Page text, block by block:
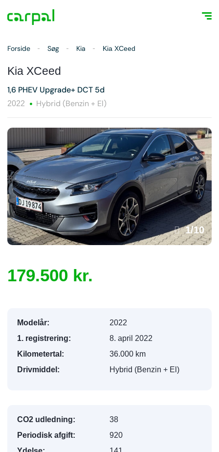
Forside Søg Kia Kia XCeed
Kia XCeed
1,6 PHEV Upgrade+ DCT 5d
2022 Hybrid (Benzin + El)
1/10
179.500 kr.
Modelår:
2022
1. registrering:
8. april 2022
Kilometertal:
36.000 km
Drivmiddel:
Hybrid (Benzin + El)
CO2 udledning:
38
Periodisk afgift:
920